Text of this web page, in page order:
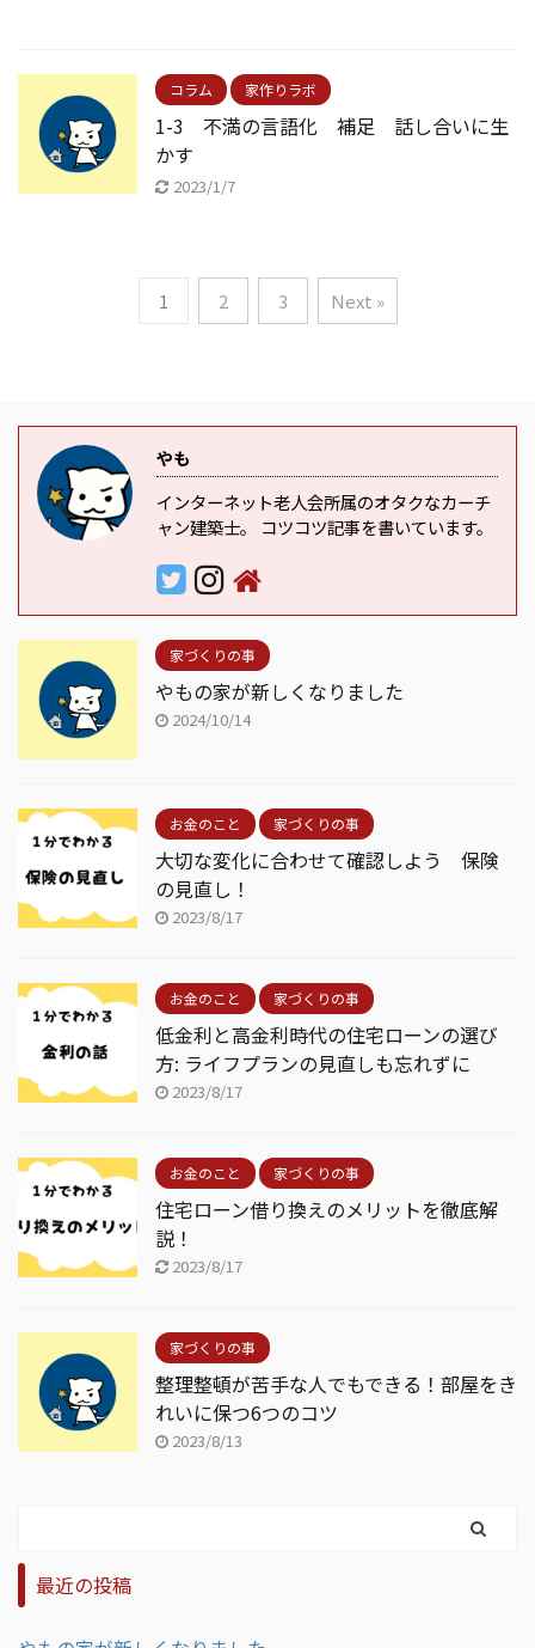
コラム 家作りラボ
1-3 不満の言語化 補足 話し合いに生
かす
2023/1/7
1 2 3 Next »
やも
インターネット老人会所属のオタクなカーチ
ャン建築士。 コツコツ記事を書いています。
家づくりの事
やもの家が新しくなりました
2024/10/14
お金のこと 家づくりの事
大切な変化に合わせて確認しよう 保険
の見直し！
2023/8/17
お金のこと 家づくりの事
低金利と高金利時代の住宅ローンの選び
方: ライフプランの見直しも忘れずに
2023/8/17
お金のこと 家づくりの事
住宅ローン借り換えのメリットを徹底解
説！
2023/8/17
家づくりの事
整理整頓が苦手な人でもできる！部屋をき
れいに保つ6つのコツ
2023/8/13
最近の投稿